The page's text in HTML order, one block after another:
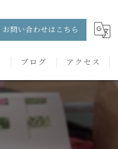
お問い合わせはこちら
ブログ アクセス